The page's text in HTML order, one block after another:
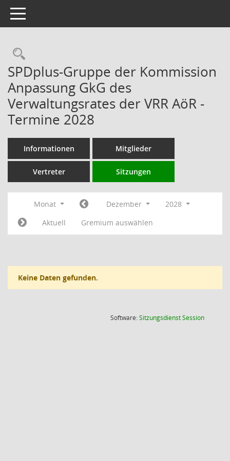
Toggle navigation
Rechercheauswahl
SPDplus-Gruppe der Kommission
Anpassung GkG des
Verwaltungsrates der VRR AöR -
Termine 2028
Informationen Mitglieder
Vertreter Sitzungen
Monat Dezember
2028
Aktuell
Gremium auswählen
Keine Daten gefunden.
Software:SitzungsdienstSession(Wird in